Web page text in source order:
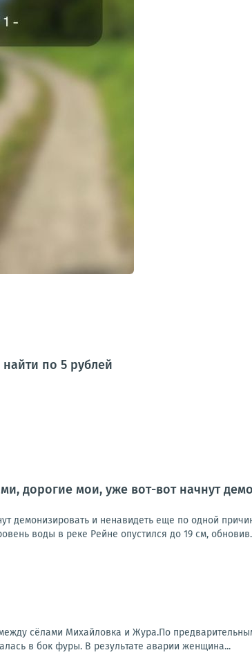
по 5 рублей
дорогие мои, уже вот-вот начнут
демонизировать и ненавидеть еще по одной
воды в реке Рейне опустился до 19 см,
сёлами Михайловка и Жура.По
в бок фуры. В результате аварии женщина...